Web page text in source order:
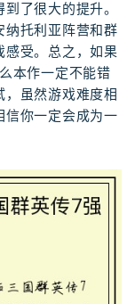
了很大的提升。
纳托利亚阵营和群
受。总之，如果
本作一定不能错
虽然游戏难度相
信你一定会成为一